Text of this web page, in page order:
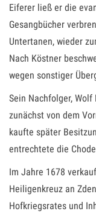
Eiferer ließ er die
Gesangbücher
Untertanen, wieder
Nach Köstner
wegen sonstiger
Sein Nachfolger,
zunächst von dem
kaufte später
entrechtete die
Im Jahre 1678
Heiligenkreuz an
Hofkriegsrates und